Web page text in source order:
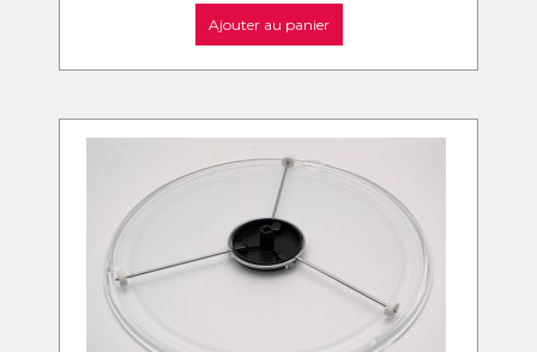
Ajouter au panier